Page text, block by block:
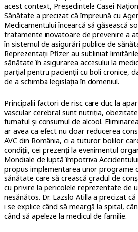
acest context, Președintele Casei
Sănătate a precizat că împreună cu
Medicamentului încearcă să găsească
tratamente inovatoare de prevenire a
în sistemul de asigurări publice de
Reprezentații Pfizer au subliniat
sănătate în asigurarea accesului la
parțial pentru pacienții cu boli cronice,
de a schimba legislația în domeniul.
Principalii factori de risc care duc la
vascular cerebral sunt nutriția,
fumatul și consumul de alcool.
ar avea ca efect nu doar reducerea
AVC din România, ci a tuturor bolilor
condiții, cei prezenți la evenimentul
Mondiale de luptă împotriva
propus implementarea unor programe
sănătate care să crească gradul de
cu privire la pericolele reprezentate de
nesănătos. Dr. Lazslo Atilla a precizat
i se explice când să meargă la spital,
când să apeleze la medicul de familie.